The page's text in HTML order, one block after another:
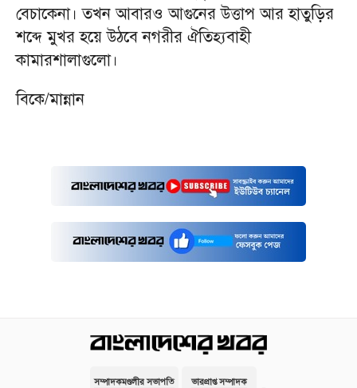
বেচাকেনা। তখন আবারও আগুনের উত্তাপ আর হাতুড়ির
শব্দে মুখর হয়ে উঠবে নগরীর ঐতিহ্যবাহী
কামারশালাগুলো।
বিকে/মান্নান
সম্পাদকমণ্ডলীর সভাপতি ভারপ্রাপ্ত সম্পাদক